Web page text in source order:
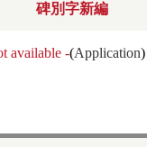
碑別字新編
available -(Application)